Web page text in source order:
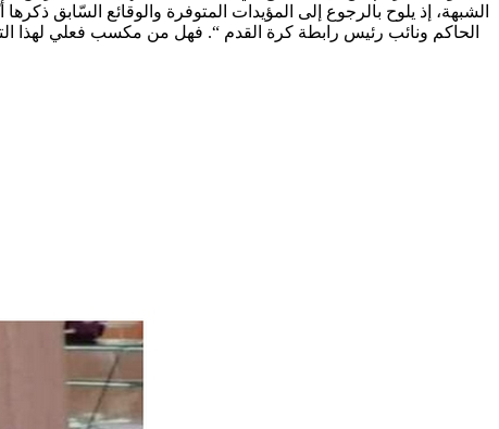
الشبهة، إذ يلوح بالرجوع إلى المؤيدات المتوفرة والوقائع
الحاكم ونائب رئيس رابطة كرة القدم “. فهل من مكسب فعلي لهذا